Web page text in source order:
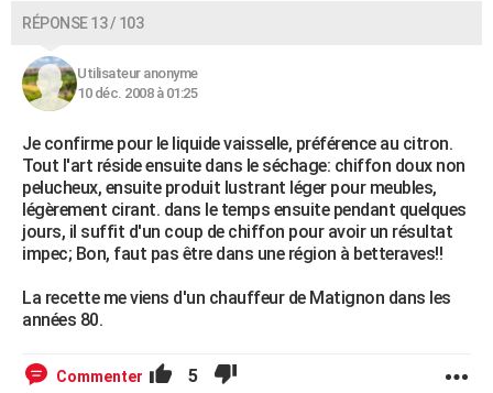
RÉPONSE 13 / 103
Utilisateur anonyme
10 déc. 2008 à 01:25
Je confirme pour le liquide vaisselle, préférence au citron.
Tout l'art réside ensuite dans le séchage: chiffon doux non
pelucheux, ensuite produit lustrant léger pour meubles,
légèrement cirant. dans le temps ensuite pendant quelques
jours, il suffit d'un coup de chiffon pour avoir un résultat
impec; Bon, faut pas être dans une région à betteraves!!
La recette me viens d'un chauffeur de Matignon dans les
années 80.
Commenter 5